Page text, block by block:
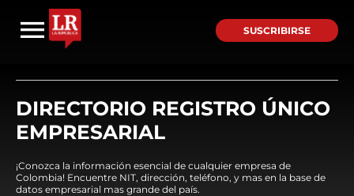
SUSCRIBIRSE
DIRECTORIO REGISTRO ÚNICO
EMPRESARIAL
¡Conozca la información esencial de cualquier empresa de
Colombia! Encuentre NIT, dirección, teléfono, y mas en la base de
datos empresarial mas grande del país.